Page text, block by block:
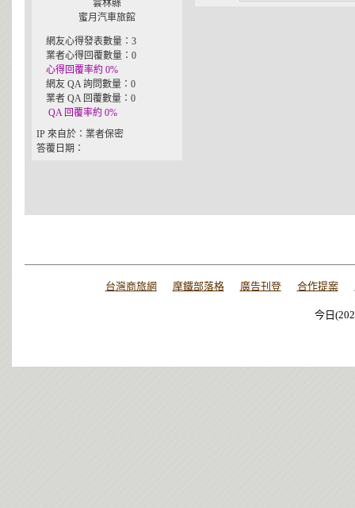
雲林縣
蜜月汽車旅館
網友心得發表數量：3
業者心得回覆數量：0
心得回覆率約 0%
網友 QA 詢問數量：0
業者 QA 回覆數量：0
QA 回覆率約 0%
IP 來自於：業者保密
答覆日期：
台灣商旅網 摩鐵部落格 廣告刊登 合作提案
今日